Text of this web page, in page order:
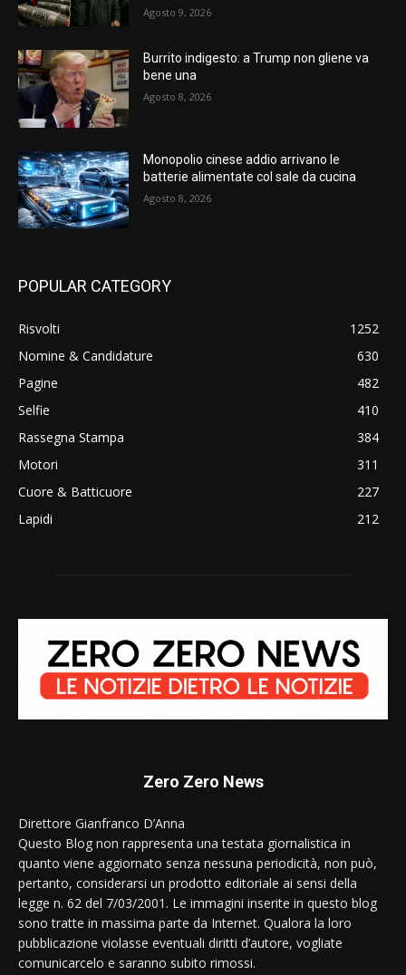
Agosto 9, 2026
Burrito indigesto: a Trump non gliene va
bene una
Agosto 8, 2026
Monopolio cinese addio arrivano le
batterie alimentate col sale da cucina
Agosto 8, 2026
POPULAR CATEGORY
Risvolti
1252
Nomine & Candidature
630
Pagine
482
Selfie
410
Rassegna Stampa
384
Motori
311
Cuore & Batticuore
227
Lapidi
212
Zero Zero News
Direttore Gianfranco D’Anna
Questo Blog non rappresenta una testata giornalistica in
quanto viene aggiornato senza nessuna periodicità, non può,
pertanto, considerarsi un prodotto editoriale ai sensi della
legge n. 62 del 7/03/2001. Le immagini inserite in questo blog
sono tratte in massima parte da Internet. Qualora la loro
pubblicazione violasse eventuali diritti d’autore, vogliate
comunicarcelo e saranno subito rimossi.